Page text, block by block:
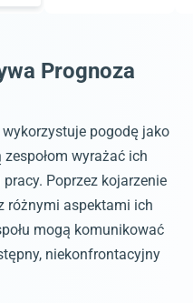
Prognoza
pogodę jako
wyrażać ich
Poprzez kojarzenie
różnymi aspektami ich
mogą komunikować
niekonfrontacyjny